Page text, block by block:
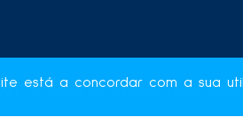
© Todos os Direitos
está a concordar com a sua